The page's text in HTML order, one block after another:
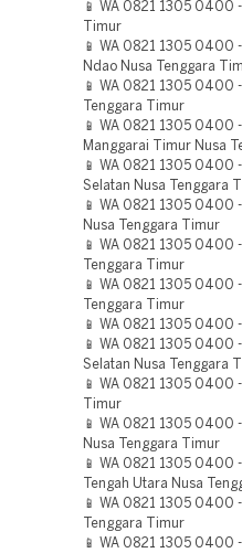
📱 WA 0821 1305 0400
Timur
📱 WA 0821 1305 0400
Ndao Nusa Tenggara
📱 WA 0821 1305 0400
Tenggara Timur
📱 WA 0821 1305 0400
Manggarai Timur Nusa
📱 WA 0821 1305 0400
Selatan Nusa Tenggara
📱 WA 0821 1305 0400
Nusa Tenggara Timur
📱 WA 0821 1305 0400
Tenggara Timur
📱 WA 0821 1305 0400
Tenggara Timur
📱 WA 0821 1305 0400
📱 WA 0821 1305 0400
Selatan Nusa Tenggara
📱 WA 0821 1305 0400
Timur
📱 WA 0821 1305 0400
Nusa Tenggara Timur
📱 WA 0821 1305 0400
Tengah Utara Nusa
📱 WA 0821 1305 0400
Tenggara Timur
📱 WA 0821 1305 0400